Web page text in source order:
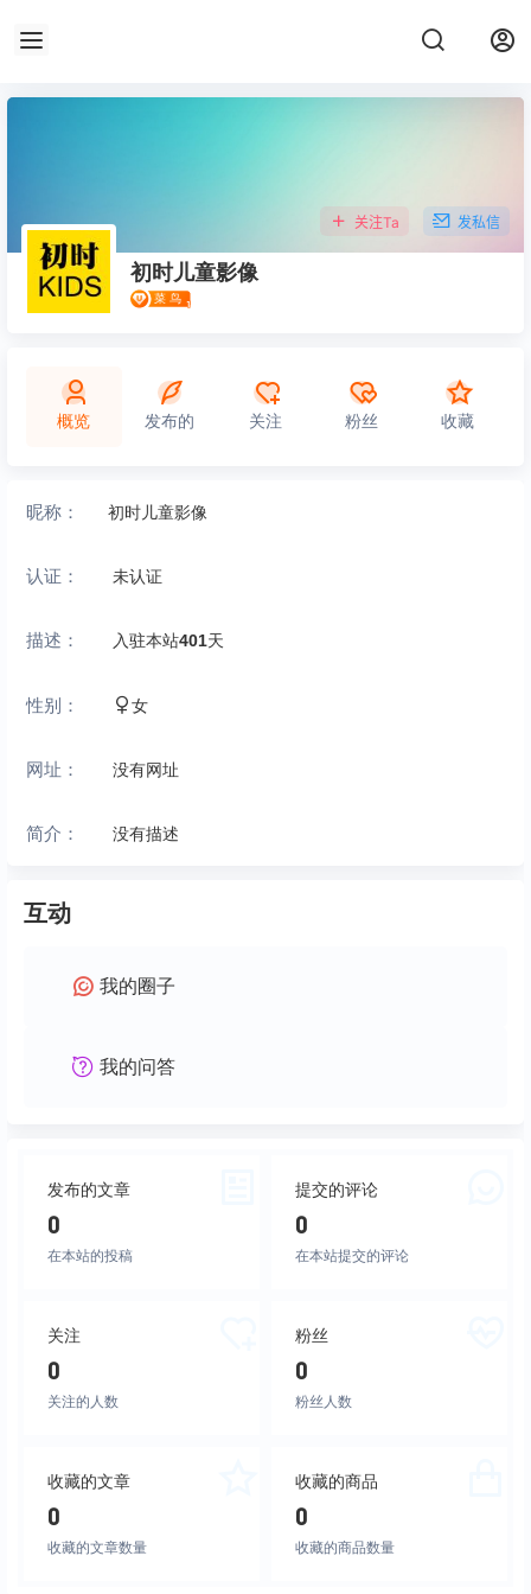
初时儿童影像
关注Ta 发私信
概览 发布的 关注 粉丝 收藏
昵称： 初时儿童影像
认证： 未认证
描述： 入驻本站401天
性别： 女
网址： 没有网址
简介： 没有描述
互动
我的圈子
我的问答
发布的文章
0
在本站的投稿
提交的评论
0
在本站提交的评论
关注
0
关注的人数
粉丝
0
粉丝人数
收藏的文章
0
收藏的文章数量
收藏的商品
0
收藏的商品数量